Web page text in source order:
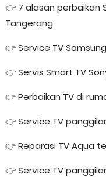
👉 7 alasan perbaikan
Tangerang
👉Service TV
👉Servis Smart TV
👉Perbaikan TV di
👉Service TV
👉Reparasi TV Aqua
👉Service TV